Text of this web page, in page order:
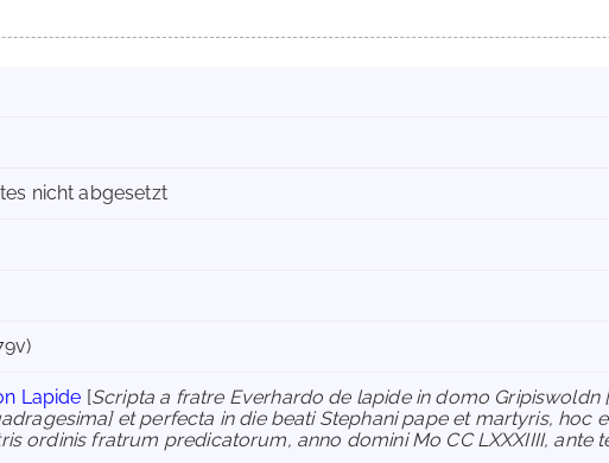
nicht abgesetzt
Lapide [Scripta a fratre Everhardo de lapide in domo Gripiswoldn
et perfecta in die beati Stephani pape et martyris, hoc
ordinis fratrum predicatorum, anno domini Mo CC LXXXIIII, ante